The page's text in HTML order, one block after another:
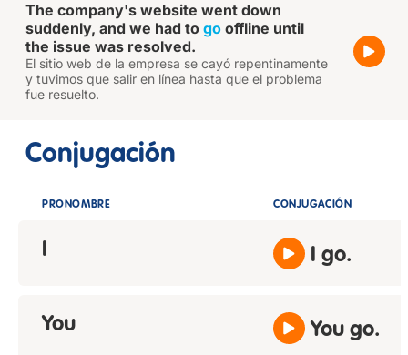
The company's website went down
suddenly, and we had to go offline until
the issue was resolved.
El sitio web de la empresa se cayó repentinamente
y tuvimos que salir en línea hasta que el problema
fue resuelto.
Conjugación
PRONOMBRE CONJUGACIÓN
I I go.
You You go.